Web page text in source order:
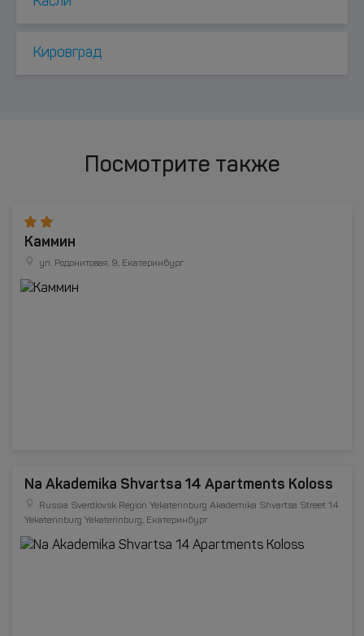
Кировград
Посмотрите также
Каммин
ул. Родонитовая, 9, Екатеринбург
Na Akademika Shvartsa 14 Apartments Koloss
Russia Sverdlovsk Region Yekaterinburg Akademika Shvartsa Street 14
Yekaterinburg Yekaterinburg, Екатеринбург